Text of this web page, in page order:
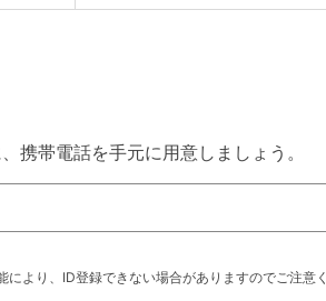
携帯電話を手元に用意しましょう。
により、ID登録できない場合がありますのでご注意く